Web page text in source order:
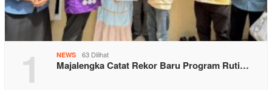
1 NEWS 63 Dilihat
Majalengka Catat Rekor Baru Program Ruti…